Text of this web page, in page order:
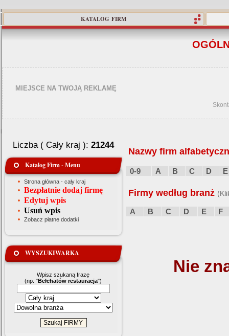
KATALOG FIRM
MIEJSCE NA TWOJĄ REKLAMĘ
Liczba ( Cały kraj ): 21244
Katalog Firm - Menu
Strona główna - cały kraj
Bezpłatnie dodaj firmę
Edytuj wpis
Usuń wpis
Zobacz płatne dodatki
WYSZUKIWARKA
Wpisz szukaną frazę
(np. "Bełchatów restauracja")
Nazwy firm
0-9 A B C D E
Firmy według branż
A B C D E F
Nie